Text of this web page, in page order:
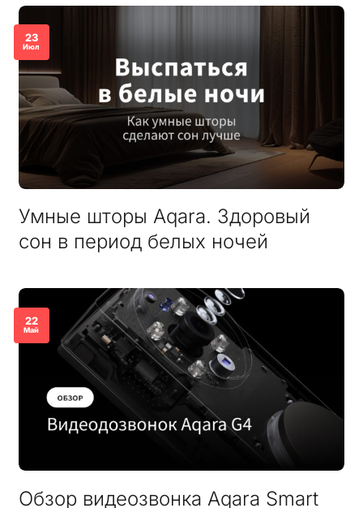
Умные шторы Aqara. Здоровый
сон в период белых ночей
23
Июл
Обзор видеозвонка Aqara Smart
22
Май